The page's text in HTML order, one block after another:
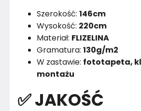
Szerokość: 146cm
Wysokość: 220cm
Materiał: FLIZELINA
Gramatura: 130g/m2
W zastawie: fototapeta,
montażu
✅ JAKOŚĆ